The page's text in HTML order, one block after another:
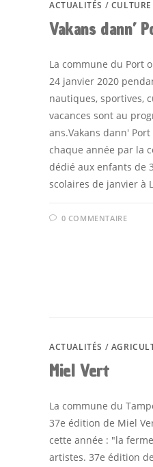
ACTUALITÉS / CULTURE
Vakans dann’
La commune du Port
24 janvier 2020
nautiques, sportives,
vacances sont au
ans.Vakans dann'
chaque année par la
dédié aux enfants de
scolaires de janvier à
0 COMMENTAIRE
ACTUALITÉS /
Miel Vert
La commune du
37e édition de Miel
cette année : "la
artistes. 37e édition